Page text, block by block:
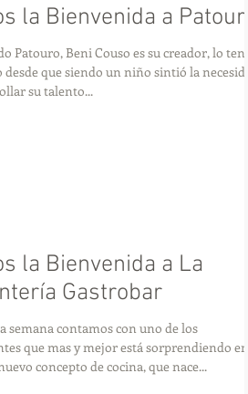
la Bienvenida a Patouro
Patouro, Beni Couso es su creador, lo tenía
sintió la necesidad
su talento...
la Bienvenida a La
Gastrobar
semana contamos con uno de los
que mas y mejor está sorprendiendo en
concepto de cocina, que nace...